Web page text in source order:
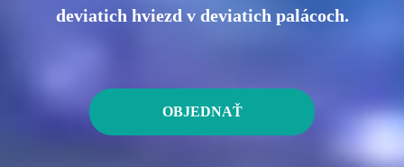
deviatich hviezd v deviatich palácoch.
OBJEDNAŤ